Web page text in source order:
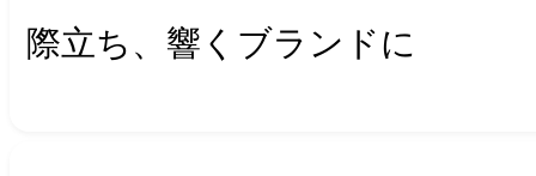
Insightsインサイト
際立ち、響くブランドに